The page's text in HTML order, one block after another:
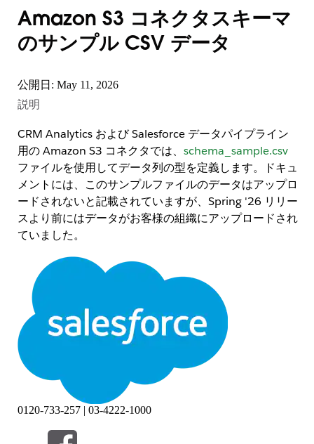
Amazon S3 コネクタスキーマ
のサンプル CSV データ
公開日: May 11, 2026
説明
CRM Analytics および Salesforce データパイプライン
用の Amazon S3 コネクタでは、 schema_sample.csv
ファイルを使用してデータ列の型を定義します。ドキュ
メントには、このサンプルファイルのデータはアップロ
ードされないと記載されていますが、Spring '26 リリー
スより前にはデータがお客様の組織にアップロードされ
ていました。
解決策
現在は
のデータはアップロードさ
れなくなり、想定どおりに機能しています。
その他のリソース
CRM Analytics -
Salesforce データパイプライン -
0120-733-257 | 03-4222-1000